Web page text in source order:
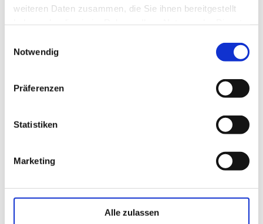
weiteren Daten zusammen, die Sie ihnen bereitgestellt
Notwendig
Präferenzen
Statistiken
Marketing
Alle zulassen
auch für Kaltverfahren geeignet
E472c
Dosierung: 8–10 g
Verpackung
Beliebte Produkte